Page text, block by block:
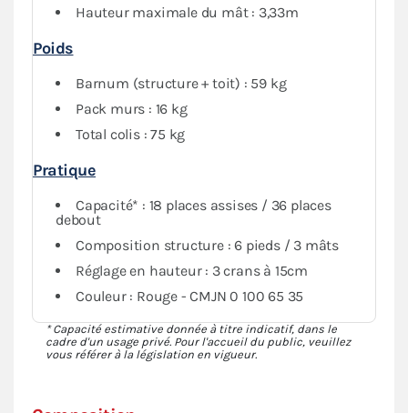
abri tout en conservant de la visibilité grâce au PVC
transparent des fenêtres.
Hauteur maximale du mât : 3,33m
Poids
Barnum (structure + toit) : 59 kg
Pack murs : 16 kg
Total colis : 75 kg
Pratique
Capacité* : 18 places assises / 36 places
debout
Composition structure : 6 pieds / 3 mâts
Réglage en hauteur : 3 crans à 15cm
Couleur : Rouge - CMJN 0 100 65 35
* Capacité estimative donnée à titre indicatif, dans le
cadre d'un usage privé. Pour l'accueil du public, veuillez
vous référer à la législation en vigueur.